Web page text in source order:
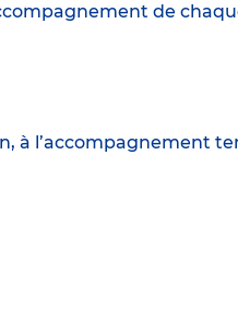
de
à l’accompagnement